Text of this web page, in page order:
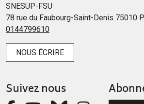
SNESUP-FSU
78 rue du Faubourg-Saint-Denis 75010
0144799610
NOUS ÉCRIRE
Suivez nous